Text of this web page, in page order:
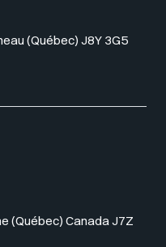
(Québec) J8Y 3G5
(Québec) Canada J7Z